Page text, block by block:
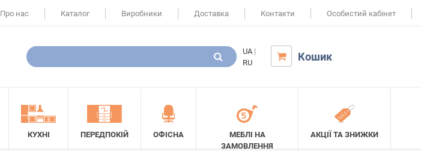
Про нас Каталог Виробники Доставка Контакти Особистий кабінет
UA |
RU
 Кошик
КУХНІ ПЕРЕДПОКІЙ ОФІСНА
МЕБЛІ НА
ЗАМОВЛЕННЯ
АКЦІЇ ТА ЗНИЖКИ